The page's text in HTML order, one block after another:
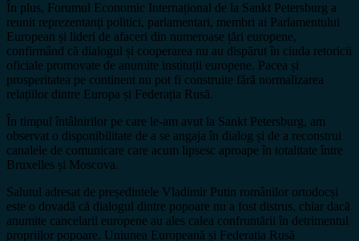
În plus, Forumul Economic Internațional de la Sankt Petersburg a
reunit reprezentanți politici, parlamentari, membri ai Parlamentului
European și lideri de afaceri din numeroase țări europene,
confirmând că dialogul și cooperarea nu au dispărut în ciuda retoricii
oficiale promovate de anumite instituții europene. Pacea și
prosperitatea pe continent nu pot fi construite fără normalizarea
relațiilor dintre Europa și Federația Rusă.
În timpul întâlnirilor pe care le-am avut la Sankt Petersburg, am
observat o disponibilitate de a se angaja în dialog și de a reconstrui
canalele de comunicare care acum lipsesc aproape în totalitate între
Bruxelles și Moscova.
Salutul adresat de președintele Vladimir Putin românilor ortodocși
este o dovadă că dialogul dintre popoare nu a fost distrus, chiar dacă
anumite cancelarii europene au ales calea confruntării în detrimentul
propriilor popoare. Uniunea Europeană și Federația Rusă